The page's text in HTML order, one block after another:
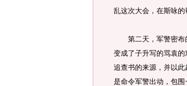
乱这次大会，在斯咏的
第二天，军警密布的
变成了子升写的骂袁
追查书的来源，并以
是命令军警出动，包